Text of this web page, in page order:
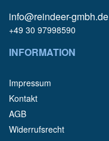
info@reindeer-gmbh.de
+49 30 97998590
INFORMATION
Impressum
Kontakt
AGB
Widerrufsrecht